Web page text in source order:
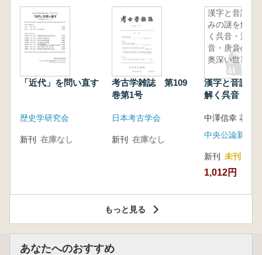
「近代」を問い直す
歴史学研究会
新刊 在庫なし
考古学雑誌 第109
巻第1号
日本考古学会
新刊 在庫なし
漢字と音読
みの謎を解
く呉音・漢
音・唐音の
奥深い世界
漢字と音読み
解く呉音・漢
中澤信幸 著
中央公論新社
新刊 未刊
1,012円
もっと見る
あなたへのおすすめ